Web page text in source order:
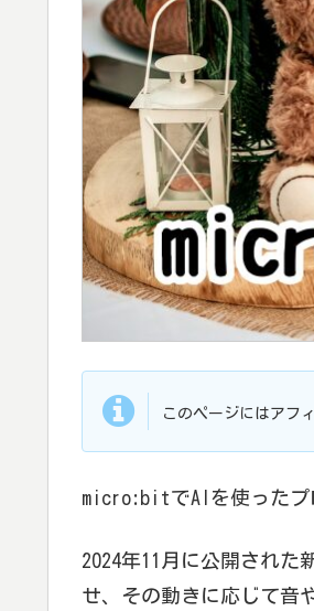
このページにはアフ
micro:bitでAIを使ったプ
2024年11月に公開された
せ、その動きに応じて音